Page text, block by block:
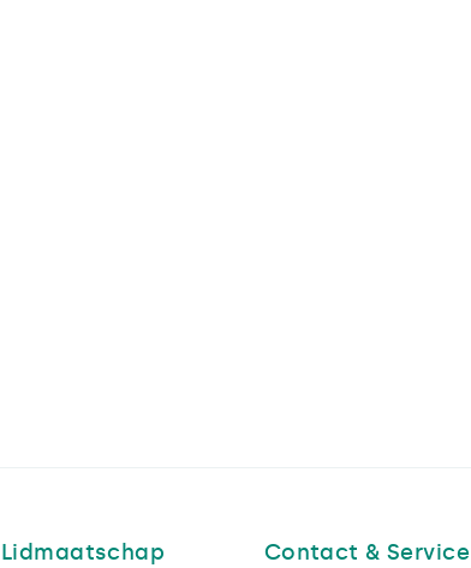
Lidmaatschap Contact & Service